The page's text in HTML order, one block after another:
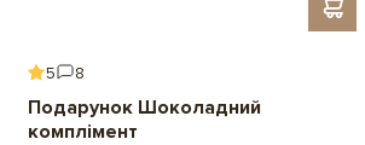
5 8
Подарунок Шоколадний
комплімент